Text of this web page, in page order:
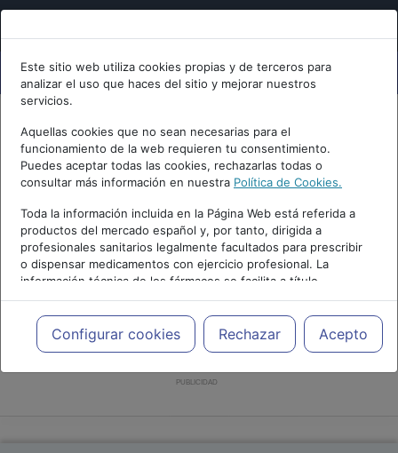
Este sitio web utiliza cookies propias y de terceros para
analizar el uso que haces del sitio y mejorar nuestros
servicios.
Aquellas cookies que no sean necesarias para el
funcionamiento de la web requieren tu consentimiento.
Puedes aceptar todas las cookies, rechazarlas todas o
consultar más información en nuestra Política de Cookies.
Toda la información incluida en la Página Web está referida a
productos del mercado español y, por tanto, dirigida a
profesionales sanitarios legalmente facultados para prescribir
o dispensar medicamentos con ejercicio profesional. La
información técnica de los fármacos se facilita a título
meramente informativo, siendo responsabilidad de los
profesionales facultados prescribir medicamentos y decidir, en
cada caso concreto, el tratamiento más adecuado a las
necesidades del paciente.
Configurar cookies Rechazar Acepto
PUBLICIDAD